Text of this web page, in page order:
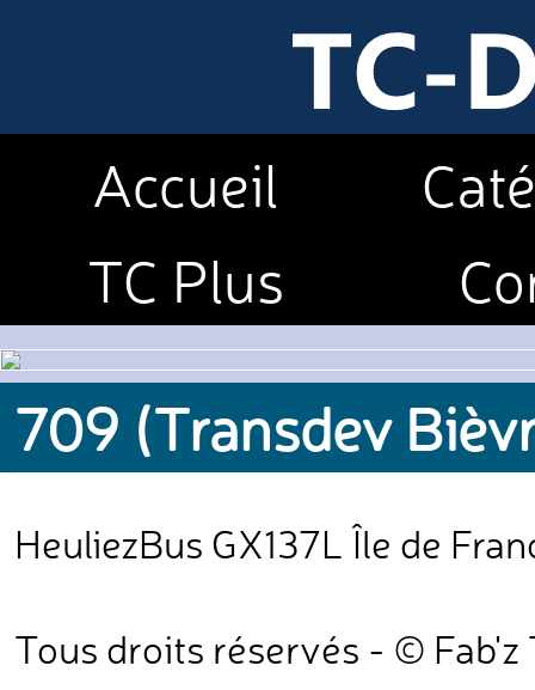
Accueil
TC Plus
709 (Transdev
HeuliezBus GX137L Île de
Tous droits réservés - © Fab'z